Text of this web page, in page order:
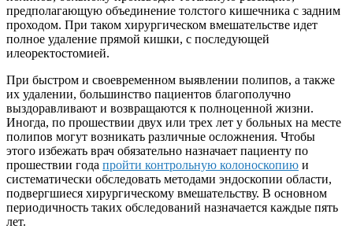
предполагающую объединение толстого кишечника с задним
проходом. При таком хирургическом вмешательстве идет
полное удаление прямой кишки, с последующей
илеоректостомией.
При быстром и своевременном выявлении полипов, а также
их удалении, большинство пациентов благополучно
выздоравливают и возвращаются к полноценной жизни.
Иногда, по прошествии двух или трех лет у больных на месте
полипов могут возникать различные осложнения. Чтобы
этого избежать врач обязательно назначает пациенту по
прошествии года пройти контрольную колоноскопию и
систематически обследовать методами эндоскопии области,
подвергшиеся хирургическому вмешательству. В основном
периодичность таких обследований назначается каждые пять
лет.